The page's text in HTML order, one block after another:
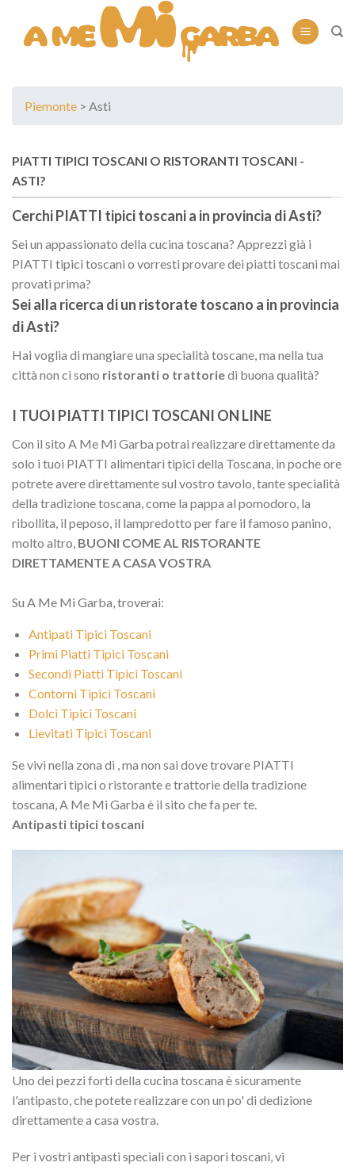
content
Piemonte > Asti
PIATTI TIPICI TOSCANI O RISTORANTI TOSCANI -
ASTI?
Cerchi PIATTI tipici toscani a in provincia diAsti?
Sei un appassionato della cucina toscana? Apprezzi già i
PIATTI tipici toscani o vorresti provare dei piatti toscani mai
provati prima?
Sei alla ricerca di un ristorate toscano a in provincia
diAsti?
Hai voglia di mangiare una specialità toscane, ma nella tua
città non ci sono ristoranti o trattoriedi buona qualità?
I TUOI PIATTI TIPICI TOSCANI ON LINE
Con il sito A Me Mi Garba potrai realizzare direttamente da
solo i tuoi PIATTI alimentari tipici della Toscana, in poche ore
potrete avere direttamente sul vostro tavolo, tante specialità
della tradizione toscana, come la pappa al pomodoro, la
ribollita, il peposo, il lampredotto per fare il famoso panino,
molto altro, BUONI COME AL RISTORANTE
DIRETTAMENTE A CASA VOSTRA
Su A Me Mi Garba, troverai:
Antipati Tipici Toscani
Primi Piatti Tipici Toscani
Secondi Piatti Tipici Toscani
Contorni Tipici Toscani
Dolci Tipici Toscani
Lievitati Tipici Toscani
Se vivi nella zona di , ma non sai dove trovare PIATTI
alimentari tipici o ristorante e trattorie della tradizione
toscana, A Me Mi Garba è il sito che fa per te.
Antipasti tipici toscani
Uno dei pezzi forti della cucina toscana è sicuramente
l'antipasto, che potete realizzare con un po' di dedizione
direttamente a casa vostra.
Per i vostri antipasti speciali con i sapori toscani, vi